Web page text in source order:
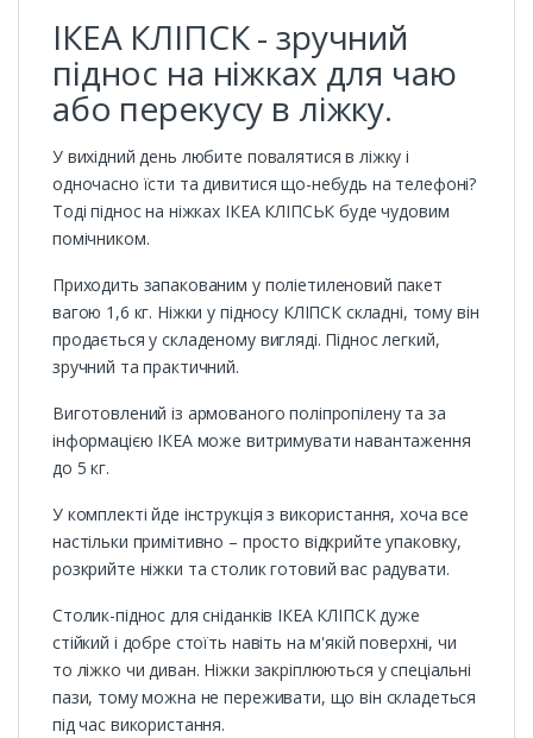
ІКЕА КЛІПСК - зручний
піднос на ніжках для чаю
або перекусу в ліжку.
У вихідний день любите повалятися в ліжку і
одночасно їсти та дивитися що-небудь на телефоні?
Тоді піднос на ніжках ІКЕА КЛІПСЬК буде чудовим
помічником.
Приходить запакованим у поліетиленовий пакет
вагою 1,6 кг. Ніжки у підносу КЛІПСК складні, тому він
продається у складеному вигляді. Піднос легкий,
зручний та практичний.
Виготовлений із армованого поліпропілену та за
інформацією ІКЕА може витримувати навантаження
до 5 кг.
У комплекті йде інструкція з використання, хоча все
настільки примітивно – просто відкрийте упаковку,
розкрийте ніжки та столик готовий вас радувати.
Столик-піднос для сніданків ІКЕА КЛІПСК дуже
стійкий і добре стоїть навіть на м'якій поверхні, чи
то ліжко чи диван. Ніжки закріплюються у спеціальні
пази, тому можна не переживати, що він складеться
під час використання.